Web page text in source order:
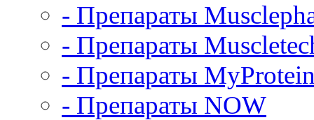
- Препараты
- Препараты
- Препараты
- Препараты NOW